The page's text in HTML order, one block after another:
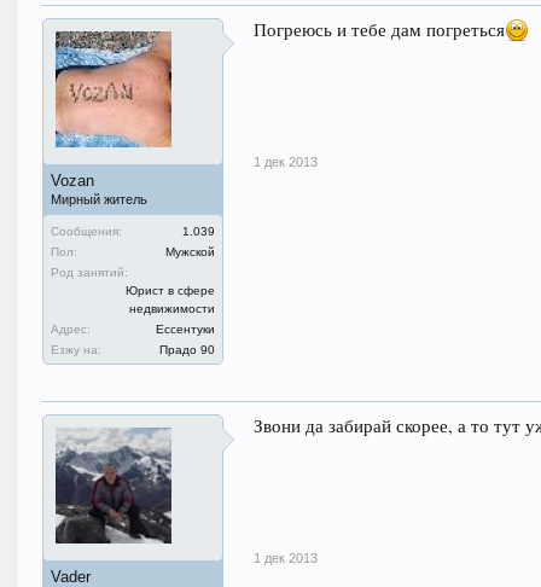
Vozan
Мирный житель
Сообщения:
1.039
Пол:
Мужской
Род занятий:
Юрист в сфере
недвижимости
Адрес:
Ессентуки
Езжу на:
Прадо 90
Погреюсь и тебе дам погреться
1 дек 2013
Vader
Звони да забирай скорее, а то тут
1 дек 2013